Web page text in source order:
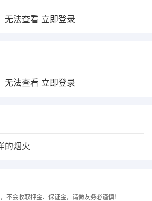
无法查看 立即登录
无法查看 立即登录
的烟火
不会收取押金、保证金，请微友务必谨慎！